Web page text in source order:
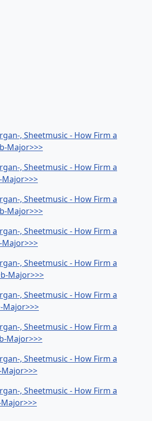
, Sheetmusic - How Firm a
Major>>>
, Sheetmusic - How Firm a
, Sheetmusic - How Firm a
Major>>>
, Sheetmusic - How Firm a
Major>>>
, Sheetmusic - How Firm a
Major>>>
, Sheetmusic - How Firm a
Major>>>
, Sheetmusic - How Firm a
Major>>>
, Sheetmusic - How Firm a
, Sheetmusic - How Firm a